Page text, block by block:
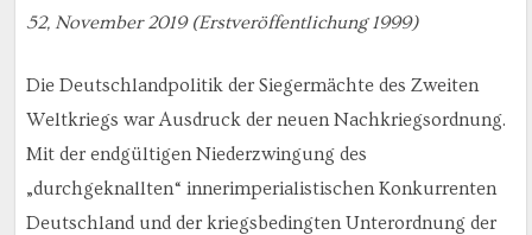
52, November 2019 (Erstveröffentlichung 1999)
Die Deutschlandpolitik der Siegermächte des Zweiten
Weltkriegs war Ausdruck der neuen Nachkriegsordnung.
Mit der endgültigen Niederzwingung des
„durchgeknallten“ innerimperialistischen Konkurrenten
Deutschland und der kriegsbedingten Unterordnung der